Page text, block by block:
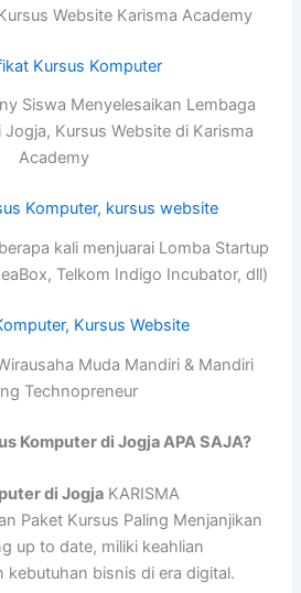
Website Karisma Academy
Siswa Menyelesaikan Lembaga
Kursus Website di Karisma
Academy
kali menjuarai Lomba Startup
Telkom Indigo Incubator, dll)
Muda Mandiri & Mandiri
Technopreneur
Komputer di Jogja APA SAJA?
di Jogja KARISMA
Paket Kursus Paling Menjanjikan
up to date, miliki keahlian
kebutuhan bisnis di era digital.